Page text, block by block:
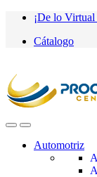
Saltar
navegación
saltar
contenido
¡De lo
Cátalogo
Automotriz